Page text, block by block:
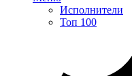
Исполнители
Топ 100